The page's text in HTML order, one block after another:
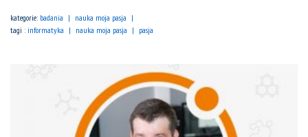
kategorie: badania
nauka moja pasja
tagi : informatyka nauka moja pasja pasja